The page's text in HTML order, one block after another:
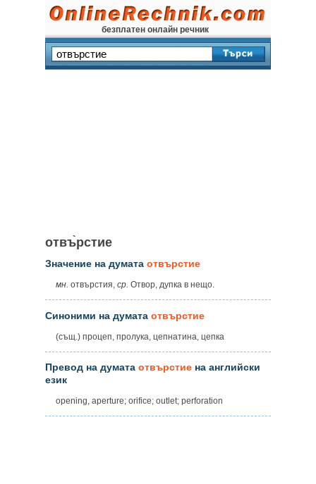
безплатен онлайн речник
отвъ̀рстие
Значение на думата отвърстие
мн. отвърстия, ср. Отвор, дупка в нещо.
Синоними на думата отвърстие
(същ.) процеп, пролука, цепнатина, цепка
Превод на думата отвърстие на английски
език
opening, aperture; orifice; outlet; perforation